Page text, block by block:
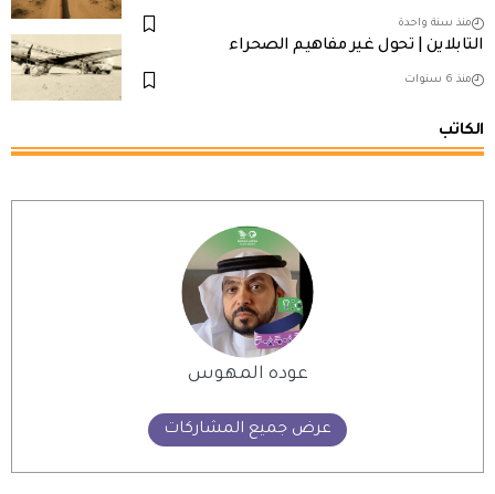
منذ سنة واحدة
التابلاين | تحول غير مفاهيم الصحراء
منذ 6 سنوات
الكاتب
عوده المهوس
عرض جميع المشاركات